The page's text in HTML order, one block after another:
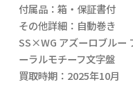
付属品：箱・保証書付
その他詳細：自動巻き
SS×WG アズーロブルー
ーラルモチーフ文字盤
買取時期：2025年10月